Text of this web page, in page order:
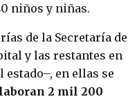
niños y niñas.
de la Secretaría de
y las restantes en
en ellas se
2 mil 200